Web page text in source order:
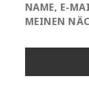
NAME, E-
MEINEN